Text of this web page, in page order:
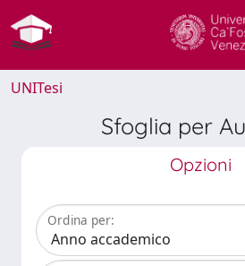
UNITesi
Sfoglia per
Opzioni
Ordina per: